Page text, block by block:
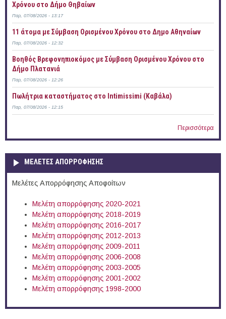
Χρόνου στο Δήμο Θηβαίων
Παρ, 07/08/2026 - 13:17
11 άτομα με Σύμβαση Ορισμένου Χρόνου στο Δημο Αθηναίων
Παρ, 07/08/2026 - 12:32
Βοηθός Βρεφονηπιοκόμος με Σύμβαση Ορισμένου Χρόνου στο
Δήμο Πλατανιά
Παρ, 07/08/2026 - 12:26
Πωλήτρια καταστήματος στο Intimissimi (Καβάλα)
Παρ, 07/08/2026 - 12:15
Περισσότερα
ΜΕΛΕΤΕΣ ΑΠΟΡΡΟΦΗΣΗΣ
Μελέτες Απορρόφησης Αποφοίτων
Μελέτη απορρόφησης 2020-2021
Μελέτη απορρόφησης 2018-2019
Μελέτη απορρόφησης 2016-2017
Μελέτη απορρόφησης 2012-2013
Μελέτη απορρόφησης 2009-2011
Μελέτη απορρόφησης 2006-2008
Μελέτη απορρόφησης 2003-2005
Μελέτη απορρόφησης 2001-2002
Μελέτη απορρόφησης 1998-2000